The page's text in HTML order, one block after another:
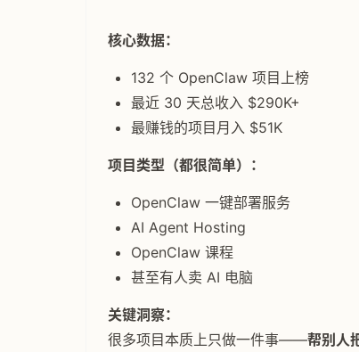
核心数据：
132 个 OpenClaw 项目上榜
最近 30 天总收入 $290K+
最赚钱的项目月入 $51K
项目类型（都很简单）：
OpenClaw 一键部署服务
AI Agent Hosting
OpenClaw 课程
甚至有人卖 AI 电脑
关键洞察：
很多项目本质上只做一件事——帮别人